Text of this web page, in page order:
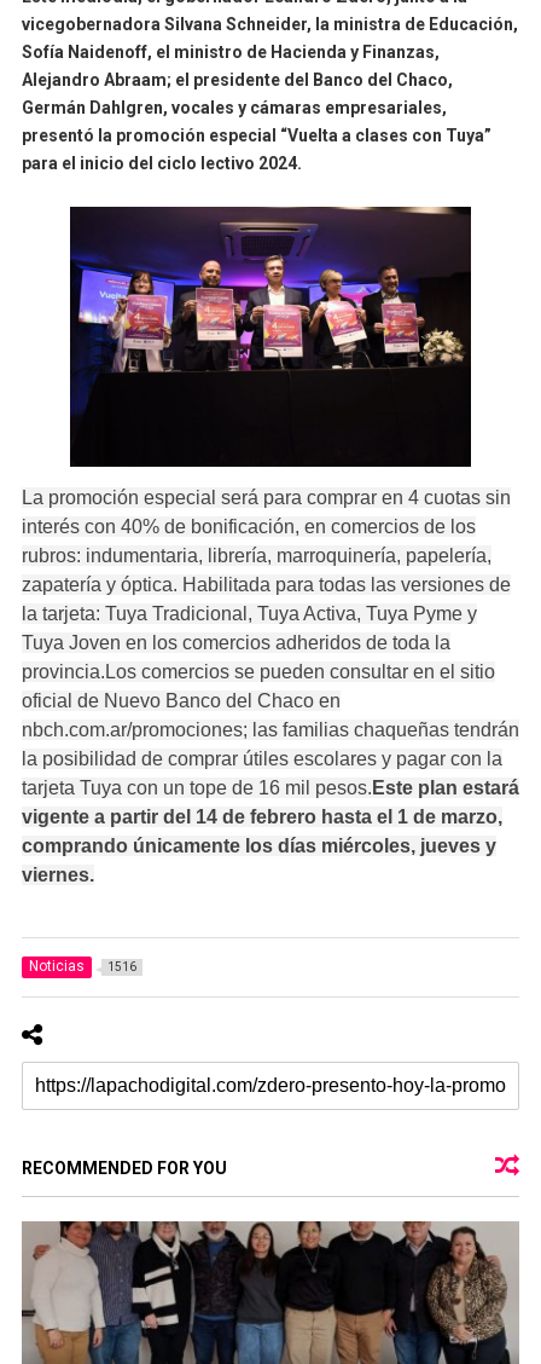
vicegobernadora Silvana Schneider, la ministra de Educación,
Sofía Naidenoff, el ministro de Hacienda y Finanzas,
Alejandro Abraam; el presidente del Banco del Chaco,
Germán Dahlgren, vocales y cámaras empresariales,
presentó la promoción especial “Vuelta a clases con Tuya”
para el inicio del ciclo lectivo 2024.
La promoción especial será para comprar en 4 cuotas sin
interés con 40% de bonificación, en comercios de los
rubros: indumentaria, librería, marroquinería, papelería,
zapatería y óptica. Habilitada para todas las versiones de
la tarjeta: Tuya Tradicional, Tuya Activa, Tuya Pyme y
Tuya Joven en los comercios adheridos de toda la
provincia.Los comercios se pueden consultar en el sitio
oficial de Nuevo Banco del Chaco en
nbch.com.ar/promociones; las familias chaqueñas tendrán
la posibilidad de comprar útiles escolares y pagar con la
tarjeta Tuya con un tope de 16 mil pesos. Este plan estará
vigente a partir del 14 de febrero hasta el 1 de marzo,
comprando únicamente los días miércoles, jueves y
viernes.
Noticias 1516
RECOMMENDED FOR YOU